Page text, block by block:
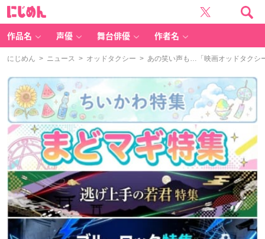
作品名 声優 舞台俳優 作者名
にじめん > ニュース > オッドタクシー > あの笑い声も…「映画オッドタクシ